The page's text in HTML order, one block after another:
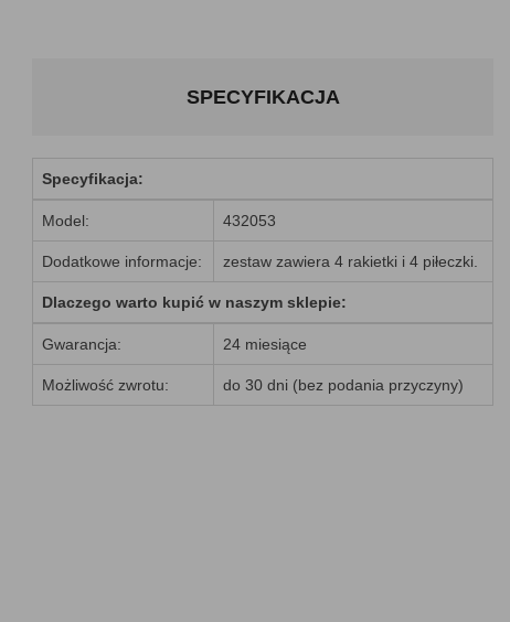
SPECYFIKACJA
Specyfikacja:
Model: 432053
Dodatkowe informacje: zestaw zawiera 4 rakietki i 4 piłeczki.
Dlaczego warto kupić w naszym sklepie:
Gwarancja: 24 miesiące
Możliwość zwrotu: do 30 dni (bez podania przyczyny)